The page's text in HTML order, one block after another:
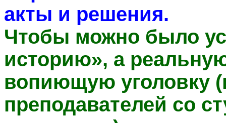
акты и решения.
Чтобы можно было
историю», а
вопиющую уголовку
преподавателей со